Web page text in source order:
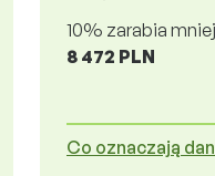
10% zarabia mniej
8 472 PLN
Co oznaczają